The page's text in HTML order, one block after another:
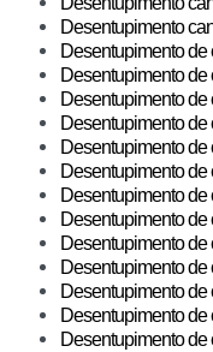
Desentupimento
Desentupimento de
​Desentupimento
Desentupimento
Desentupimento
Desentupimento
Desentupimento
Desentupimento de
Desentupimento de
Desentupimento
Desentupimento de
Desentupimento de
Desentupimento
Desentupimento